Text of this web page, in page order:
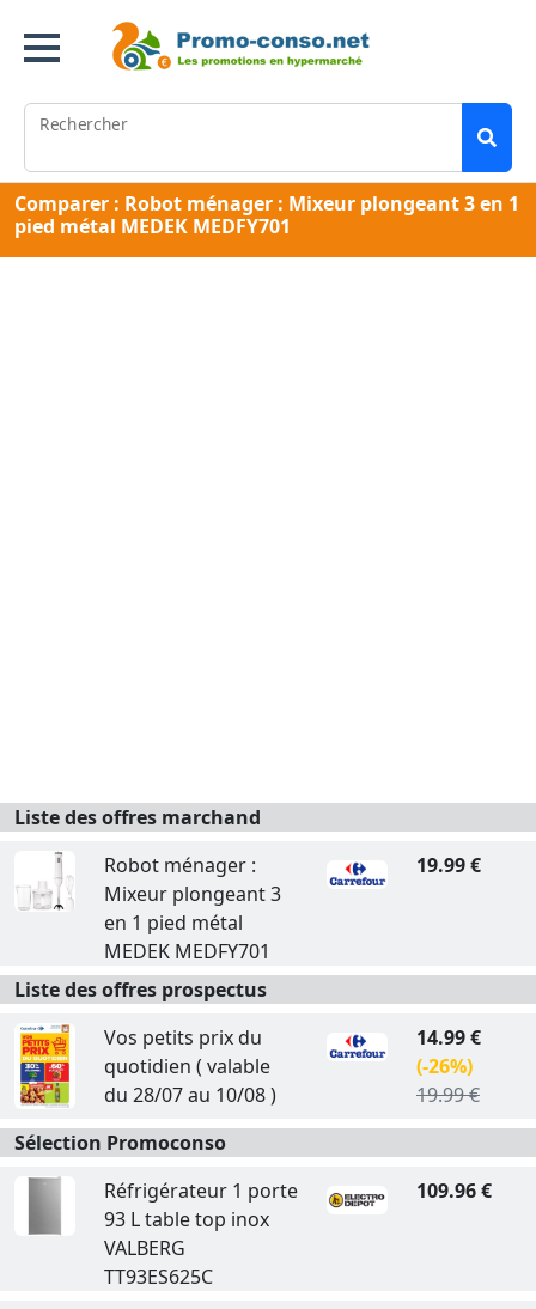
Rechercher
Comparer : Robot ménager : Mixeur plongeant 3 en 1
pied métal MEDEK MEDFY701
Liste des offres marchand
Robot ménager :
Mixeur plongeant 3
en 1 pied métal
MEDEK MEDFY701
19.99 €
Liste des offres prospectus
Vos petits prix du
quotidien ( valable
du 28/07 au 10/08 )
14.99 €
(-26%)
19.99 €
Sélection Promoconso
Réfrigérateur 1 porte
93 L table top inox
VALBERG
TT93ES625C
109.96 €